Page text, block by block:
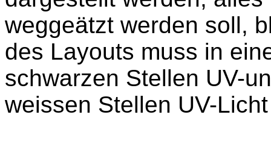
weggeätzt werden soll,
des Layouts muss in
schwarzen Stellen UV-
weissen Stellen UV-